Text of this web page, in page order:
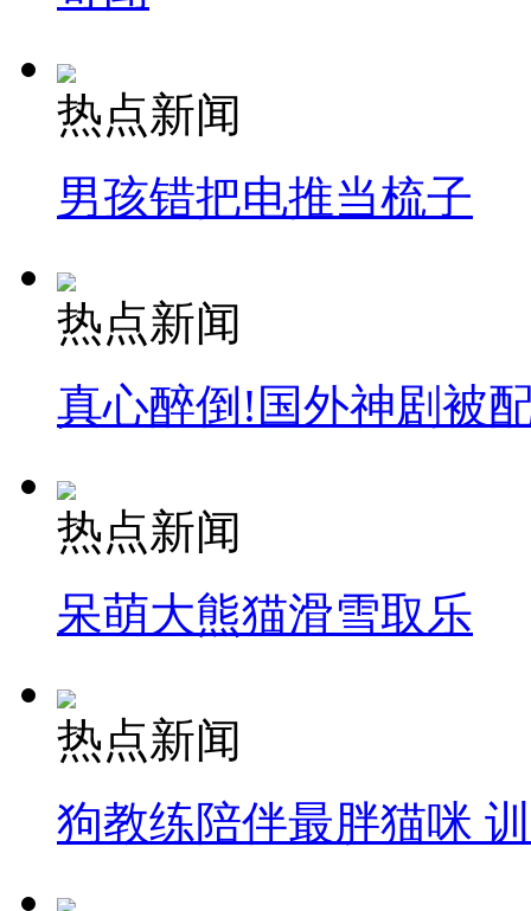
热点新闻
男孩错把电推当梳子
热点新闻
真心醉倒!国外神剧被
热点新闻
呆萌大熊猫滑雪取乐
热点新闻
狗教练陪伴最胖猫咪